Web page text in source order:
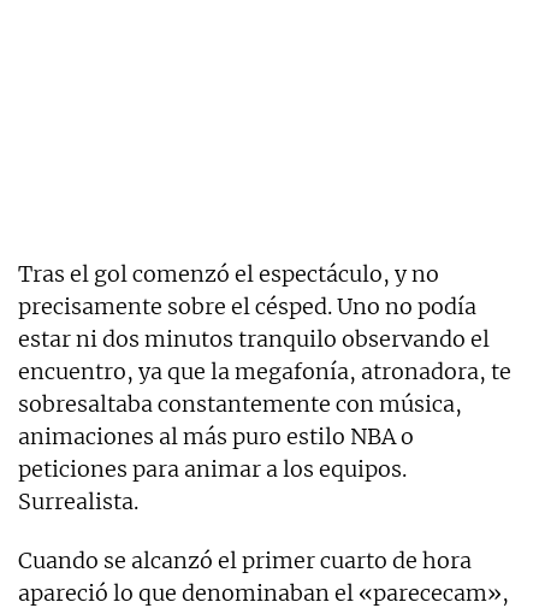
Tras el gol comenzó el espectáculo, y no
precisamente sobre el césped. Uno no podía
estar ni dos minutos tranquilo observando el
encuentro, ya que la megafonía, atronadora, te
sobresaltaba constantemente con música,
animaciones al más puro estilo NBA o
peticiones para animar a los equipos.
Surrealista.
Cuando se alcanzó el primer cuarto de hora
apareció lo que denominaban el «parececam»,